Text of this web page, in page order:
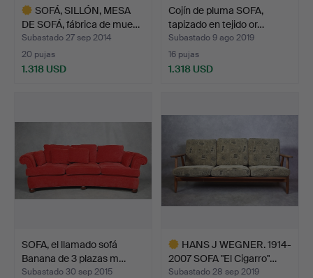
SOFÁ, SILLÓN, MESA
DE SOFÁ, fábrica de mue…
Subastado 27 sep 2014
20 pujas
1.318 USD
Cojín de pluma SOFA,
tapizado en tejido or…
Subastado 9 ago 2019
16 pujas
1.318 USD
SOFA, el llamado sofá
Banana de 3 plazas m…
Subastado 30 sep 2015
HANS J WEGNER. 1914-
2007 SOFA "El Cigarro"…
Subastado 28 sep 2019